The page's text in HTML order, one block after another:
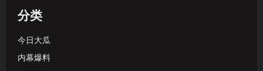
分类
今日大瓜
内幕爆料